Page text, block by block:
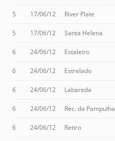
5 17/06/12 River Plate
5 17/06/12 Santa Helena
6 24/06/12 Estaleiro
6 24/06/12 Estrelado
6 24/06/12 Labareda
6 24/06/12 Rec. da Pampulha
6 24/06/12 Retiro